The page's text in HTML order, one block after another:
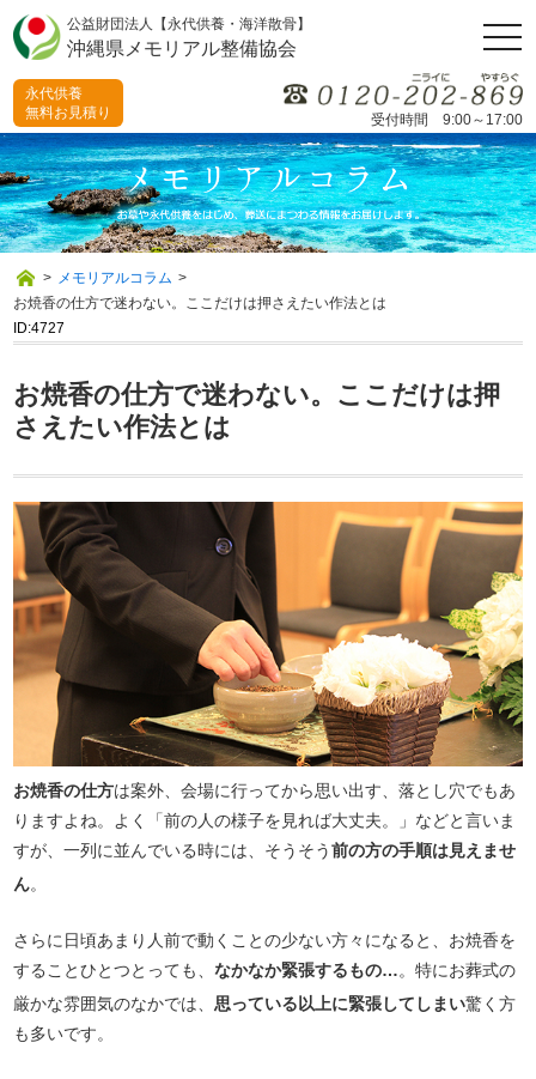
公益財団法人【永代供養・海洋散骨】
沖縄県メモリアル整備協会
受付時間 9:00～17:00
永代供養
無料お見積り
> メモリアルコラム >
お焼香の仕方で迷わない。ここだけは押さえたい作法とは
ID:4727
お焼香の仕方で迷わない。ここだけは押
さえたい作法とは
お焼香の仕方は案外、会場に行ってから思い出す、落とし穴でもあ
りますよね。よく「前の人の様子を見れば大丈夫。」などと言いま
すが、一列に並んでいる時には、そうそう前の方の手順は見えませ
ん。
さらに日頃あまり人前で動くことの少ない方々になると、お焼香を
することひとつとっても、なかなか緊張するもの…。特にお葬式の
厳かな雰囲気のなかでは、思っている以上に緊張してしまい驚く方
も多いです。